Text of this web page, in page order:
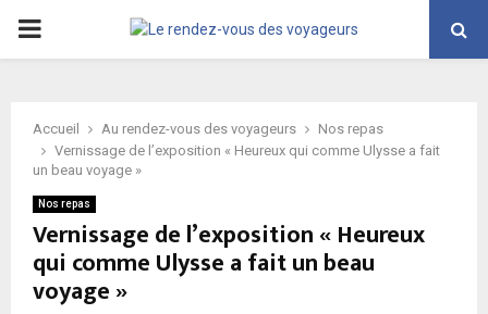
PRIMARY
Accueil Au rendez-vous des voyageurs
Nos repas
Vernissage de l’exposition « Heureux qui comme Ulysse a fait
un beau voyage »
Nos repas
Vernissage de l’exposition « Heureux
qui comme Ulysse a fait un beau
voyage »